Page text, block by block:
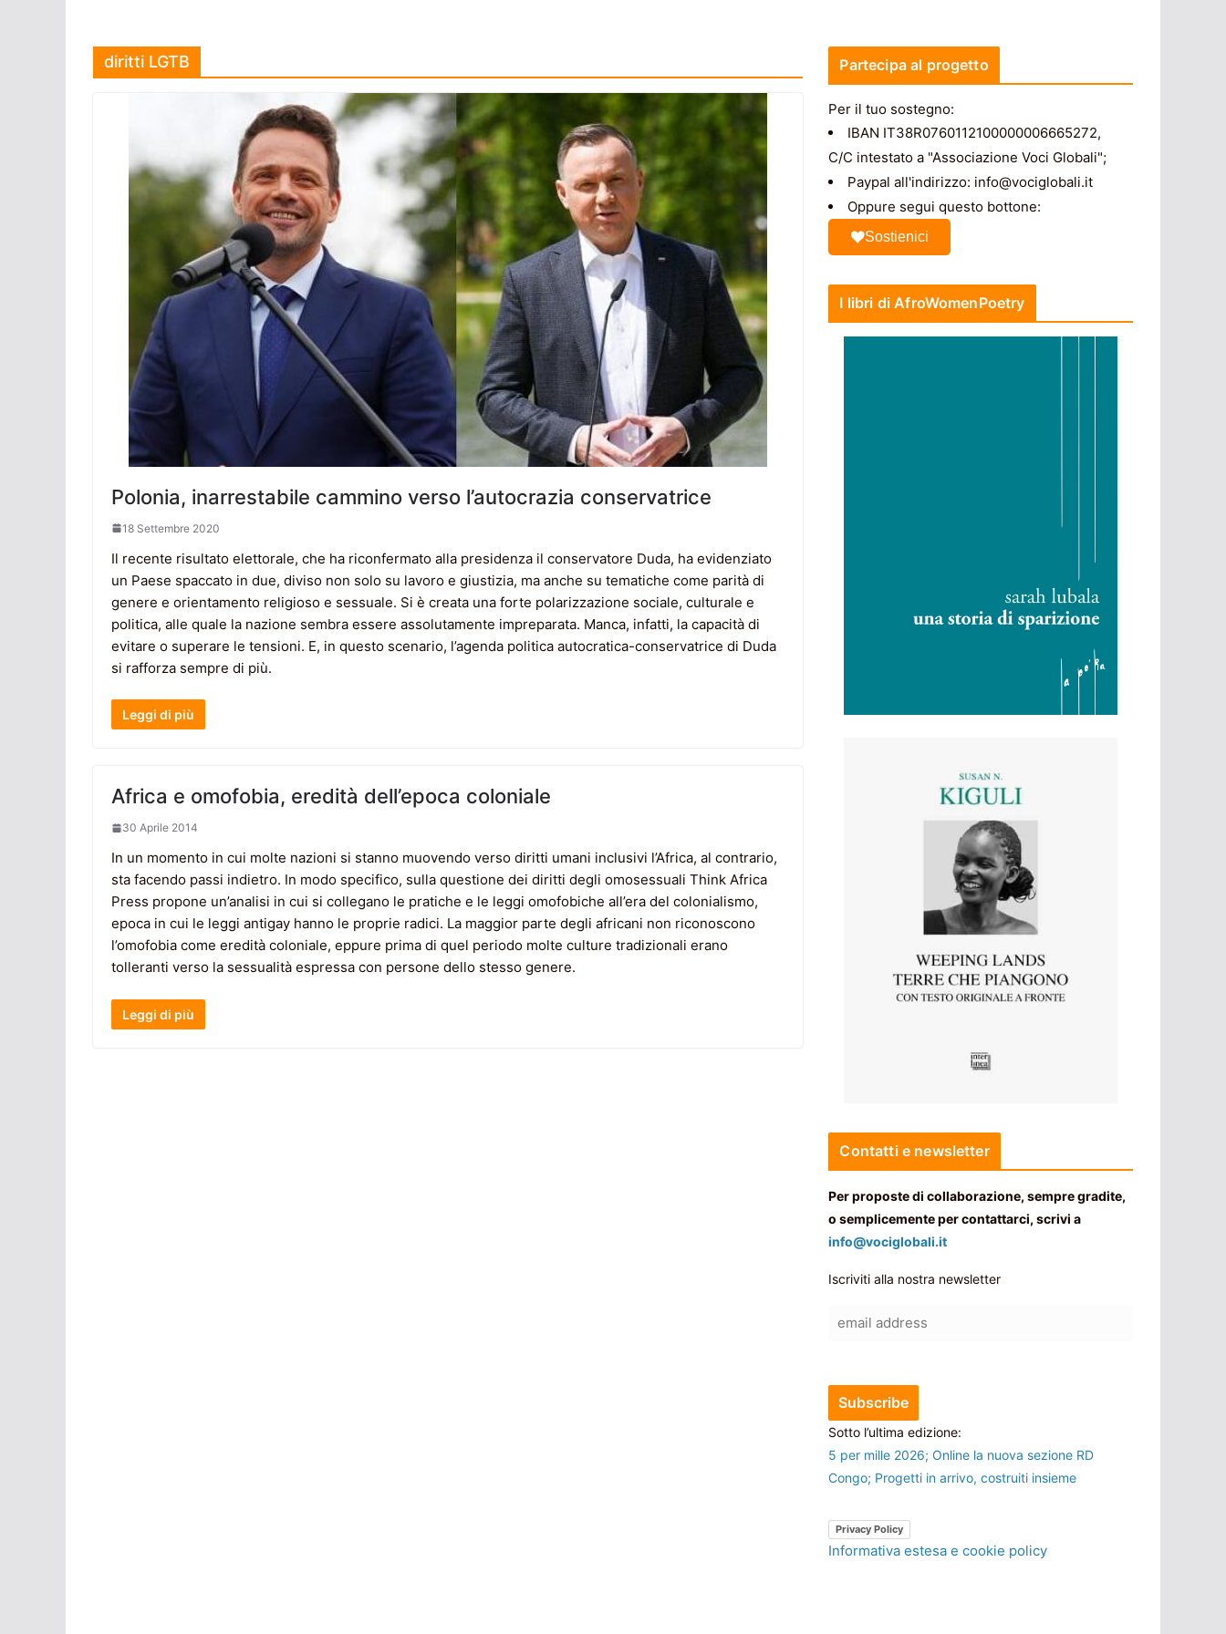
diritti LGTB
Polonia, inarrestabile cammino verso l’autocrazia conservatrice
18 Settembre 2020
Il recente risultato elettorale, che ha riconfermato alla presidenza il conservatore Duda, ha evidenziato
un Paese spaccato in due, diviso non solo su lavoro e giustizia, ma anche su tematiche come parità di
genere e orientamento religioso e sessuale. Si è creata una forte polarizzazione sociale, culturale e
politica, alle quale la nazione sembra essere assolutamente impreparata. Manca, infatti, la capacità di
evitare o superare le tensioni. E, in questo scenario, l’agenda politica autocratica-conservatrice di Duda
si rafforza sempre di più.
Leggi di più
Africa e omofobia, eredità dell’epoca coloniale
30 Aprile 2014
In un momento in cui molte nazioni si stanno muovendo verso diritti umani inclusivi l’Africa, al contrario,
sta facendo passi indietro. In modo specifico, sulla questione dei diritti degli omosessuali Think Africa
Press propone un’analisi in cui si collegano le pratiche e le leggi omofobiche all’era del colonialismo,
epoca in cui le leggi antigay hanno le proprie radici. La maggior parte degli africani non riconoscono
l’omofobia come eredità coloniale, eppure prima di quel periodo molte culture tradizionali erano
tolleranti verso la sessualità espressa con persone dello stesso genere.
Leggi di più
Partecipa al progetto
Per il tuo sostegno:
IBAN IT38R0760112100000006665272,
C/C intestato a "Associazione Voci Globali";
Paypal all'indirizzo: info@vociglobali.it
Oppure segui questo bottone:
Sostienici
I libri di AfroWomenPoetry
Contatti e newsletter
Per proposte di collaborazione, sempre gradite,
o semplicemente per contattarci, scrivi a
info@vociglobali.it
Iscriviti alla nostra newsletter
Sotto l’ultima edizione:
5 per mille 2026; Online la nuova sezione RD
Congo; Progetti in arrivo, costruiti insieme
Privacy Policy
Informativa estesa e cookie policy